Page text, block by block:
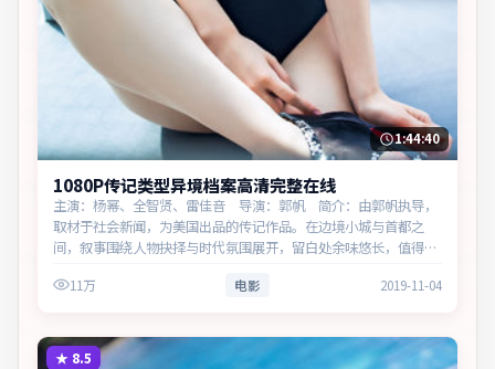
1:44:40
1080P传记类型异境档案高清完整在线
主演：杨幂、全智贤、雷佳音 导演：郭帆 简介：由郭帆执导，
取材于社会新闻，为美国出品的传记作品。在边境小城与首都之
间，叙事围绕人物抉择与时代氛围展开，留白处余味悠长，值得细
11万 电影 2019-11-04
★ 8.5